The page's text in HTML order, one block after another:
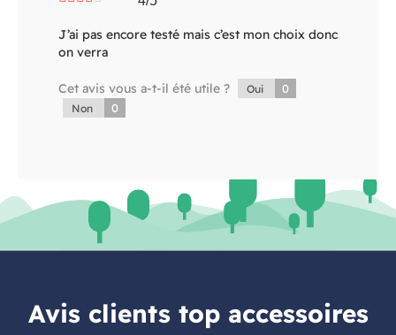
J’ai pas encore testé mais c’est mon choix donc
on verra
Cet avis vous a-t-il été utile ? Oui 0
Non 0
Avis clients top accessoires